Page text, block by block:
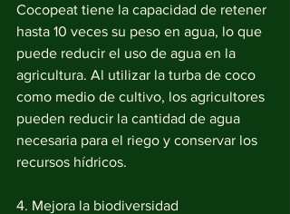
Cocopeat tiene la capacidad de retener
hasta 10 veces su peso en agua, lo que
puede reducir el uso de agua en la
agricultura. Al utilizar la turba de coco
como medio de cultivo, los agricultores
pueden reducir la cantidad de agua
necesaria para el riego y conservar los
recursos hídricos.
4. Mejora la biodiversidad